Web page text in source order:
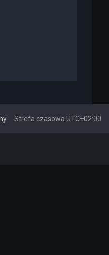
Strefa czasowa UTC+02:00